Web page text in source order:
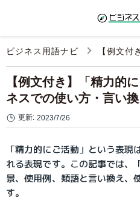
ビジネス用語ナビ 【例文
【例文付き】「精力的
ネスでの使い方・言い
更新: 2023/7/26
「精力的にご活動」という表
れる表現です。この記事では、
景、使用例、類語と言い換え、
す。